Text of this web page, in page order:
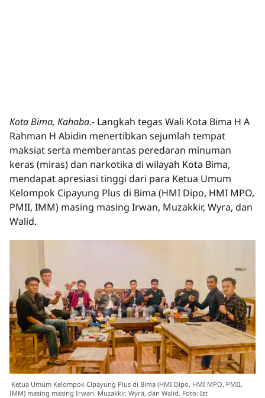
Kota Bima, Kahaba.- Langkah tegas Wali Kota Bima H A
Rahman H Abidin menertibkan sejumlah tempat
maksiat serta memberantas peredaran minuman
keras (miras) dan narkotika di wilayah Kota Bima,
mendapat apresiasi tinggi dari para Ketua Umum
Kelompok Cipayung Plus di Bima (HMI Dipo, HMI MPO,
PMII, IMM) masing masing Irwan, Muzakkir, Wyra, dan
Walid.
Ketua Umum Kelompok Cipayung Plus di Bima (HMI Dipo, HMI MPO, PMII,
IMM) masing masing Irwan, Muzakkir, Wyra, dan Walid. Foto: Ist